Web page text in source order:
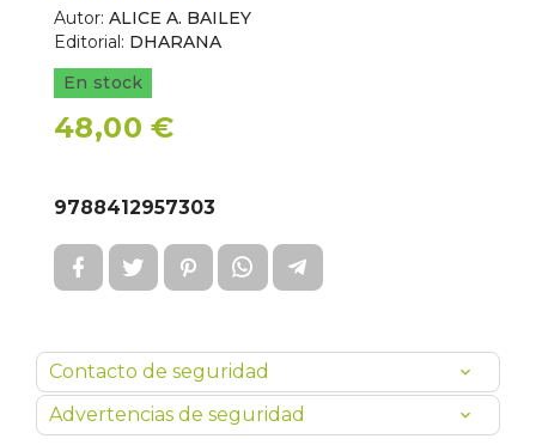
Autor: ALICE A. BAILEY
Editorial: DHARANA
En stock
48,00 €
9788412957303
Contacto de seguridad
Advertencias de seguridad